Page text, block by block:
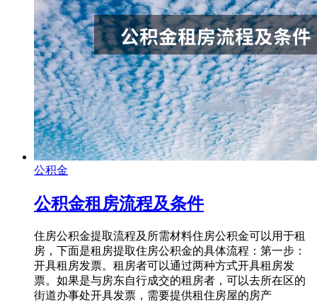
公积金
公积金租房流程及条件
住房公积金提取流程及所需材料住房公积金可以用于租
房，下面是租房提取住房公积金的具体流程：第一步：
开具租房发票。租房者可以通过两种方式开具租房发
票。如果是与房东自行成交的租房者，可以去所在区的
街道办事处开具发票，需要提供租住房屋的房产